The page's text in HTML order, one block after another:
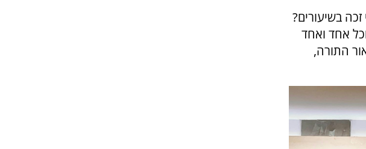
בשיעורים?
אחד ואחד
התורה,